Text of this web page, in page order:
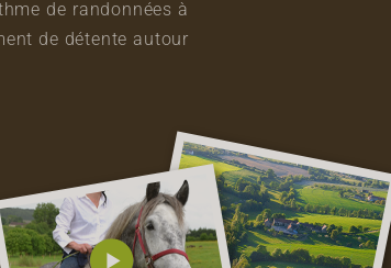
de randonnées à
de détente autour